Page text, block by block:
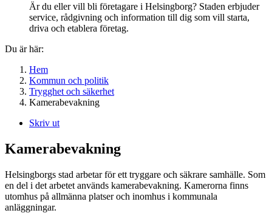
Är du eller vill bli företagare i Helsingborg? Staden erbjuder
service, rådgivning och information till dig som vill starta,
driva och etablera företag.
Du är här:
Hem
Kommun och politik
Trygghet och säkerhet
Kamerabevakning
Skriv ut
Kamerabevakning
Helsingborgs stad arbetar för ett tryggare och säkrare samhälle. Som
en del i det arbetet används kamerabevakning. Kamerorna finns
utomhus på allmänna platser och inomhus i kommunala
anläggningar.